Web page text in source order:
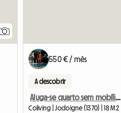
550 € / mês
A descobrir
Aluga-se quarto sem mobília na rue du Tombois 25, Jodoigne
Coliving | Jodoigne (1370) | 18 M2